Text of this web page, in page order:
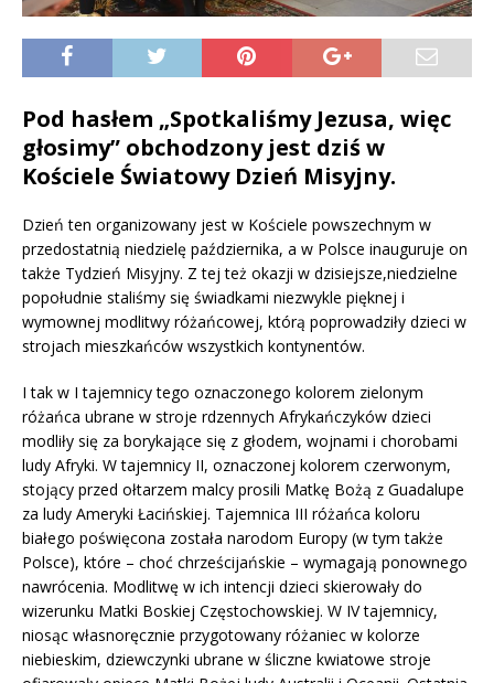
Pod hasłem „Spotkaliśmy Jezusa, więc
głosimy” obchodzony jest dziś w
Kościele Światowy Dzień Misyjny.
Dzień ten organizowany jest w Kościele powszechnym w
przedostatnią niedzielę października, a w Polsce inauguruje on
także Tydzień Misyjny. Z tej też okazji w dzisiejsze,niedzielne
popołudnie staliśmy się świadkami niezwykle pięknej i
wymownej modlitwy różańcowej, którą poprowadziły dzieci w
strojach mieszkańców wszystkich kontynentów.
I tak w I tajemnicy tego oznaczonego kolorem zielonym
różańca ubrane w stroje rdzennych Afrykańczyków dzieci
modliły się za borykające się z głodem, wojnami i chorobami
ludy Afryki. W tajemnicy II, oznaczonej kolorem czerwonym,
stojący przed ołtarzem malcy prosili Matkę Bożą z Guadalupe
za ludy Ameryki Łacińskiej. Tajemnica III różańca koloru
białego poświęcona została narodom Europy (w tym także
Polsce), które – choć chrześcijańskie – wymagają ponownego
nawrócenia. Modlitwę w ich intencji dzieci skierowały do
wizerunku Matki Boskiej Częstochowskiej. W IV tajemnicy,
niosąc własnoręcznie przygotowany różaniec w kolorze
niebieskim, dziewczynki ubrane w śliczne kwiatowe stroje